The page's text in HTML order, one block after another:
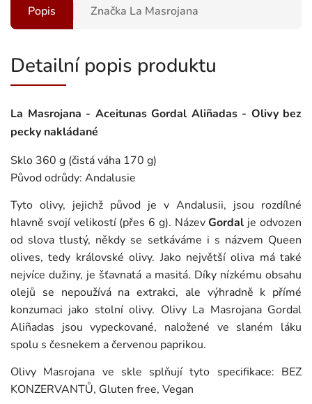
Popis Značka La Masrojana
Detailní popis produktu
La Masrojana - Aceitunas Gordal Aliñadas - Olivy bez
pecky nakládané
Sklo 360 g (čistá váha 170 g)
Původ odrůdy: Andalusie
Tyto olivy, jejichž původ je v Andalusii, jsou rozdílné
hlavně svojí velikostí (přes 6 g). NázevGordal je odvozen
od slova tlustý, někdy se setkáváme i s názvem Queen
olives, tedy královské olivy. Jako největší oliva má také
nejvíce dužiny, je šťavnatá a masitá. Díky nízkému obsahu
olejů se nepoužívá na extrakci, ale výhradně k přímé
konzumaci jako stolní olivy. Olivy La Masrojana Gordal
Aliñadas jsou vypeckované, naložené ve slaném láku
spolu s česnekem a červenou paprikou.
Olivy Masrojana ve skle splňují tyto specifikace: BEZ
KONZERVANTŮ, Gluten free, Vegan